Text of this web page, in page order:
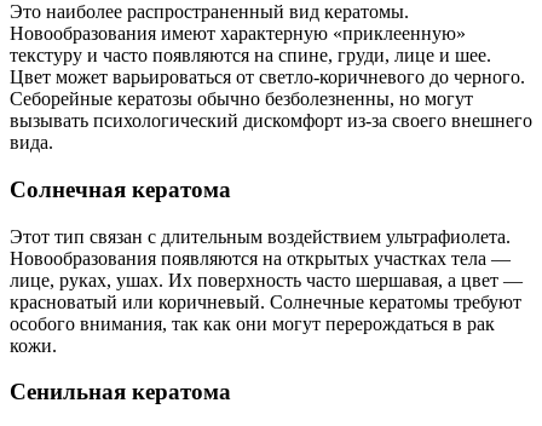
Это наиболее распространенный вид кератомы.
Новообразования имеют характерную «приклеенную»
текстуру и часто появляются на спине, груди, лице и шее.
Цвет может варьироваться от светло-коричневого до черного.
Себорейные кератозы обычно безболезненны, но могут
вызывать психологический дискомфорт из-за своего внешнего
вида.
Солнечная кератома
Этот тип связан с длительным воздействием ультрафиолета.
Новообразования появляются на открытых участках тела —
лице, руках, ушах. Их поверхность часто шершавая, а цвет —
красноватый или коричневый. Солнечные кератомы требуют
особого внимания, так как они могут перерождаться в рак
кожи.
Сенильная кератома